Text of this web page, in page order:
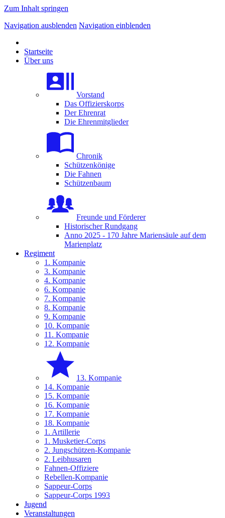
Zum Inhalt springen
Navigation ausblenden Navigation einblenden
Startseite
Über uns
Vorstand
Das Offizierskorps
Der Ehrenrat
Die Ehrenmitglieder
Chronik
Schützenkönige
Die Fahnen
Schützenbaum
Freunde und Förderer
Historischer Rundgang
Anno 2025 - 170 Jahre Mariensäule auf dem
Marienplatz
Regiment
1. Kompanie
3. Kompanie
4. Kompanie
6. Kompanie
7. Kompanie
8. Kompanie
9. Kompanie
10. Kompanie
11. Kompanie
12. Kompanie
13. Kompanie
14. Kompanie
15. Kompanie
16. Kompanie
17. Kompanie
18. Kompanie
1. Artillerie
1. Musketier-Corps
2. Jungschützen-Kompanie
2. Leibhusaren
Fahnen-Offiziere
Rebellen-Kompanie
Sappeur-Corps
Sappeur-Corps 1993
Jugend
Veranstaltungen